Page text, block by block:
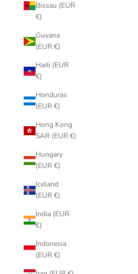
Bissau (EUR
€)
Guyana
(EUR €)
Haiti (EUR
€)
Honduras
(EUR €)
Hong Kong
SAR (EUR €)
Hungary
(EUR €)
Iceland
(EUR €)
India (EUR
€)
Indonesia
(EUR €)